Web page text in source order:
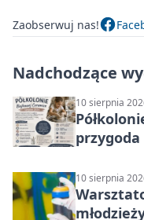
Zaobserwuj nas!
Nadchodzące
10 sierpnia
przygoda
10 sierpnia